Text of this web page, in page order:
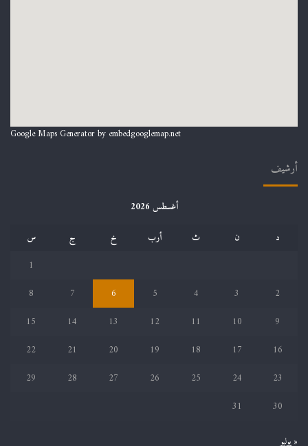
Google Maps Generator by embedgooglemap.net
أرشيف
أغسطس 2026
د
ن ث أرب خ ج
س
1
2
3
4
5
6
7
8
9
10
11
12
13
14
15
16
17
18
19
20
21
22
23
24
25
26
27
28
29
30
31
« يوليو